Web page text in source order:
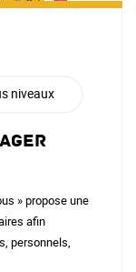
niveaux
» propose une
afin
personnels,